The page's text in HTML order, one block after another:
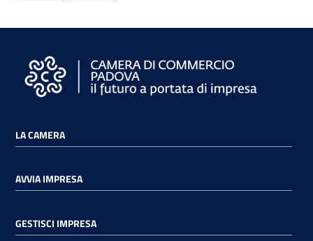
LA CAMERA
AVVIA IMPRESA
GESTISCI IMPRESA